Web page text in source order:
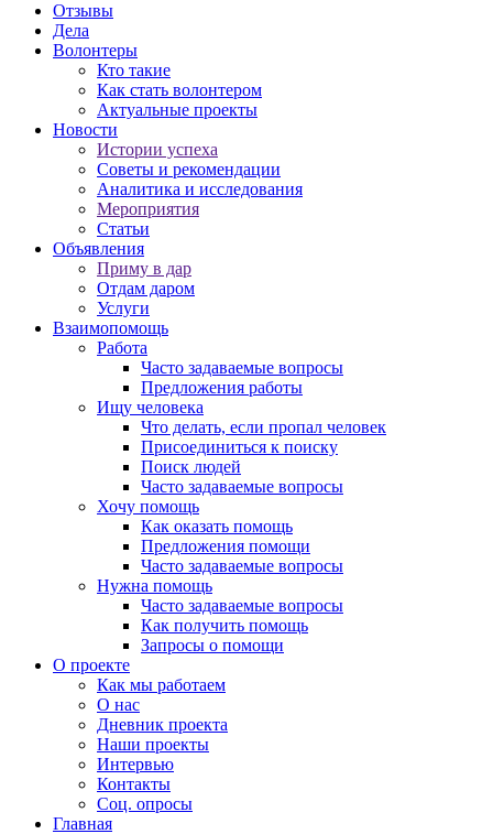
Отзывы
Дела
Волонтеры
Кто такие
Как стать волонтером
Актуальные проекты
Новости
Истории успеха
Советы и рекомендации
Аналитика и исследования
Мероприятия
Статьи
Объявления
Приму в дар
Отдам даром
Услуги
Взаимопомощь
Работа
Часто задаваемые вопросы
Предложения работы
Ищу человека
Что делать, если пропал человек
Присоединиться к поиску
Поиск людей
Часто задаваемые вопросы
Хочу помощь
Как оказать помощь
Предложения помощи
Часто задаваемые вопросы
Нужна помощь
Часто задаваемые вопросы
Как получить помощь
Запросы о помощи
О проекте
Как мы работаем
О нас
Дневник проекта
Наши проекты
Интервью
Контакты
Соц. опросы
Главная